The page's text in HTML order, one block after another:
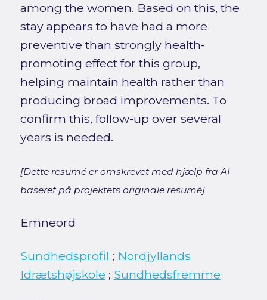
among the women. Based on this, the
stay appears to have had a more
preventive than strongly health-
promoting effect for this group,
helping maintain health rather than
producing broad improvements. To
confirm this, follow-up over several
years is needed.
[Dette resumé er omskrevet med hjælp fra AI
baseret på projektets originale resumé]
Emneord
Sundhedsprofil ; Nordjyllands
Idrætshøjskole ; Sundhedsfremme